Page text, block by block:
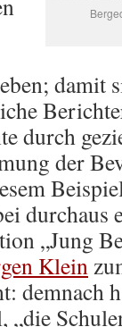
damit
durch
der
„Jung
Klein
demnach